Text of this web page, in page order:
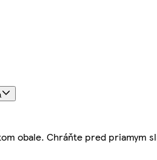
obale. Chráňte pred priamym